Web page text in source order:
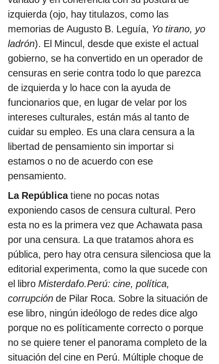
izquierda (ojo, hay titulazos, como las
memorias de Augusto B. Leguía, Yo tirano, yo
ladrón). El Mincul, desde que existe el actual
gobierno, se ha convertido en un operador de
censuras en serie contra todo lo que parezca
de izquierda y lo hace con la ayuda de
funcionarios que, en lugar de velar por los
intereses culturales, están más al tanto de
cuidar su empleo. Es una clara censura a la
libertad de pensamiento sin importar si
estamos o no de acuerdo con ese
pensamiento.
La Repúblicatiene no pocas notas
exponiendo casos de censura cultural. Pero
esta no es la primera vez que Achawata pasa
por una censura. La que tratamos ahora es
pública, pero hay otra censura silenciosa que la
editorial experimenta, como la que sucede con
el libro Misterdafo.Perú: cine, política,
corrupción de Pilar Roca. Sobre la situación de
ese libro, ningún ideólogo de redes dice algo
porque no es políticamente correcto o porque
no se quiere tener el panorama completo de la
situación del cine en Perú. Múltiple choque de